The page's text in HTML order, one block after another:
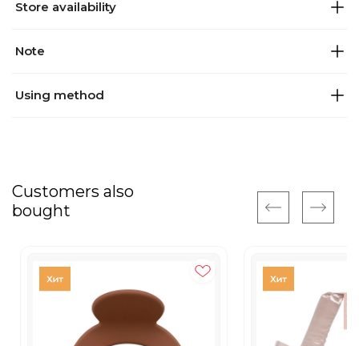
Store availability
Note
Using method
Customers also
bought